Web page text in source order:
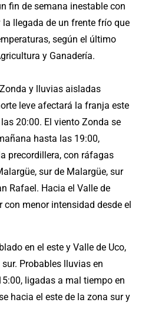
fin de semana inestable con
llegada de un frente frío que
según el último
y Ganadería.
y lluvias aisladas
leve afectará la franja este
20:00. El viento Zonda se
hasta las 19:00,
precordillera, con ráfagas
sur de Malargüe, sur
Rafael. Hacia el Valle de
menor intensidad desde el
en el este y Valle de Uco,
Probables lluvias en
ligadas a mal tiempo en
hacia el este de la zona sur y